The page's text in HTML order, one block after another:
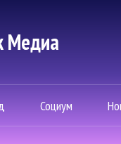
Mедиа
Социум